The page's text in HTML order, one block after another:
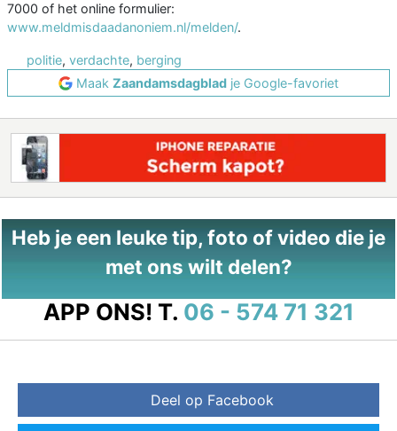
7000 of het online formulier:
www.meldmisdaadanoniem.nl/melden/.
politie, verdachte, berging
Maak Zaandamsdagblad je Google-favoriet
Heb je een leuke tip, foto of video die je
met ons wilt delen?
APP ONS! T. 06 - 574 71 321
Deel op Facebook